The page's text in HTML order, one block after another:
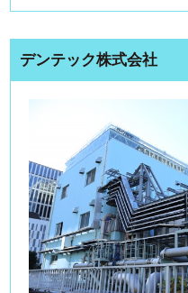
デンテック株式会社